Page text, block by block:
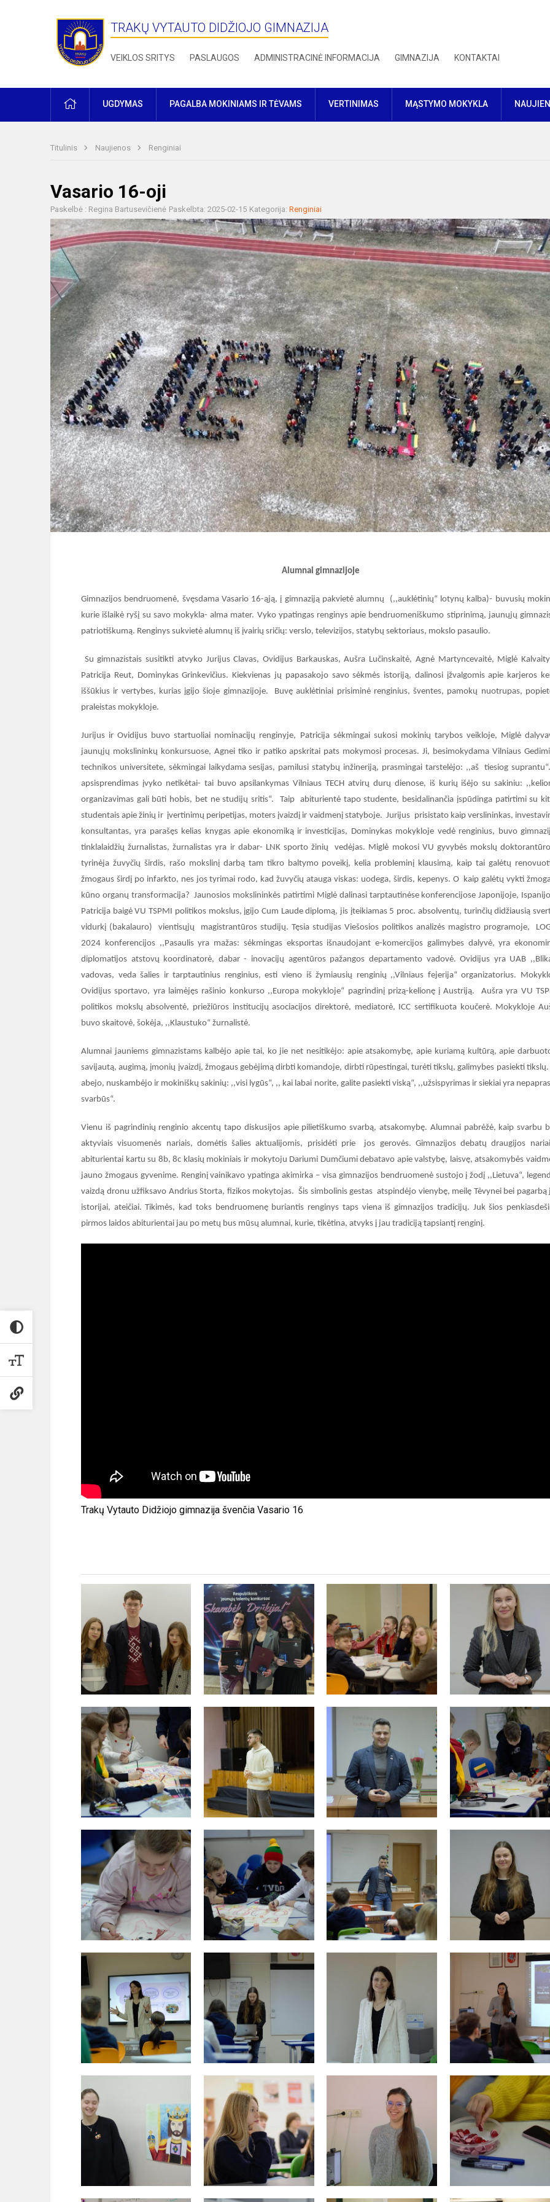
TRAKŲ VYTAUTO DIDŽIOJO GIMNAZIJA
VEIKLOS SRITYS PASLAUGOS ADMINISTRACINĖ INFORMACIJA GIMNAZIJA KONTAKTAI
PRADŽIAUGDYMAS PAGALBA MOKINIAMS IR TĖVAMS VERTINIMAS MĄSTYMO MOKYKLA
Titulinis Naujienos Renginiai
Vasario 16-oji
Paskelbė : Regina Bartusevičienė Paskelbta: 2025-02-15 Kategorija: Renginiai
Alumnai gimnazijoje
Gimnazijos bendruomenė, švęsdama Vasario 16-ąją, į gimnaziją pakvietė alumnų (,,auklėtinių“ lotynų kalba)- buvusių
kurie išlaikė ryšį su savo mokykla- alma mater. Vyko ypatingas renginys apie bendruomeniškumo stiprinimą, jaunųjų
patriotiškumą. Renginys sukvietė alumnų iš įvairių sričių: verslo, televizijos, statybų sektoriaus, mokslo pasaulio.
Su gimnazistais susitikti atvyko Jurijus Clavas, Ovidijus Barkauskas, Aušra Lučinskaitė, Agnė Martyncevaitė, Miglė
Patricija Reut, Dominykas Grinkevičius. Kiekvienas jų papasakojo savo sėkmės istoriją, dalinosi įžvalgomis apie karjeros
iššūkius ir vertybes, kurias įgijo šioje gimnazijoje. Buvę auklėtiniai prisiminė renginius, šventes, pamokų nuotrupas,
praleistas mokykloje.
Jurijus ir Ovidijus buvo startuoliai nominacijų renginyje, Patricija sėkmingai sukosi mokinių tarybos veikloje, Miglė
jaunųjų mokslininkų konkursuose, Agnei tiko ir patiko apskritai pats mokymosi procesas. Ji, besimokydama Vilniaus
technikos universitete, sėkmingai laikydama sesijas, pamilusi statybų inžineriją, prasmingai tarstelėjo: ,,aš tiesiog
apsisprendimas įvyko netikėtai- tai buvo apsilankymas Vilniaus TECH atvirų durų dienose, iš kurių išėjo su sakiniu:
organizavimas gali būti hobis, bet ne studijų sritis“. Taip abiturientė tapo studente, besidalinančia įspūdinga patirtimi su
studentais apie žinių ir įvertinimų peripetijas, moters įvaizdį ir vaidmenį statyboje. Jurijus prisistato kaip verslininkas,
konsultantas, yra parašęs kelias knygas apie ekonomiką ir investicijas, Dominykas mokykloje vedė renginius, buvo
tinklalaidžių žurnalistas, žurnalistas yra ir dabar- LNK sporto žinių vedėjas. Miglė mokosi VU gyvybės mokslų
tyrinėja žuvyčių širdis, rašo mokslinį darbą tam tikro baltymo poveikį, kelia probleminį klausimą, kaip tai galėtų
žmogaus širdį po infarkto, nes jos tyrimai rodo, kad žuvyčių atauga viskas: uodega, širdis, kepenys. O kaip galėtų vykti
kūno organų transformacija? Jaunosios mokslininkės patirtimi Miglė dalinasi tarptautinėse konferencijose Japonijoje,
Patricija baigė VU TSPMI politikos mokslus, įgijo Cum Laude diplomą, jis įteikiamas 5 proc. absolventų, turinčių didžiausią
vidurkį (bakalauro) vientisųjų magistrantūros studijų. Tęsia studijas Viešosios politikos analizės magistro programoje,
2024 konferencijos ,,Pasaulis yra mažas: sėkmingas eksportas išnaudojant e-komercijos galimybes dalyvė, yra
diplomatijos atstovų koordinatorė, dabar - inovacijų agentūros pažangos departamento vadovė. Ovidijus yra UAB
vadovas, veda šalies ir tarptautinius renginius, esti vieno iš žymiausių renginių ,,Vilniaus fejerija“ organizatorius.
Ovidijus sportavo, yra laimėjęs rašinio konkurso ,,Europa mokykloje“ pagrindinį prizą-kelionę į Austriją. Aušra yra VU
politikos mokslų absolventė, priežiūros institucijų asociacijos direktorė, mediatorė, ICC sertifikuota koučerė. Mokykloje
buvo skaitovė, šokėja, ,,Klaustuko“ žurnalistė.
Alumnai jauniems gimnazistams kalbėjo apie tai, ko jie net nesitikėjo: apie atsakomybę, apie kuriamą kultūrą, apie
savijautą, augimą, įmonių įvaizdį, žmogaus gebėjimą dirbti komandoje, dirbti rūpestingai, turėti tikslų, galimybes pasiekti tikslų.
abejo, nuskambėjo ir mokiniškų sakinių: ,,visi lygūs“, ,, kai labai norite, galite pasiekti viską“, ,,užsispyrimas ir siekiai yra
svarbūs“.
Vienu iš pagrindinių renginio akcentų tapo diskusijos apie pilietiškumo svarbą, atsakomybę. Alumnai pabrėžė, kaip svarbu
aktyviais visuomenės nariais, domėtis šalies aktualijomis, prisidėti prie jos gerovės. Gimnazijos debatų draugijos
abiturientai kartu su 8b, 8c klasių mokiniais ir mokytoju Dariumi Dumčiumi debatavo apie valstybę, laisvę, atsakomybės
jauno žmogaus gyvenime. Renginį vainikavo ypatinga akimirka – visa gimnazijos bendruomenė sustojo į žodį ,,Lietuva“,
vaizdą dronu užfiksavo Andrius Storta, fizikos mokytojas. Šis simbolinis gestas atspindėjo vienybę, meilę Tėvynei bei pagarbą
istorijai, ateičiai. Tikimės, kad toks bendruomenę buriantis renginys taps viena iš gimnazijos tradicijų. Juk šios
pirmos laidos abiturientai jau po metų bus mūsų alumnai, kurie, tikėtina, atvyks į jau tradiciją tapsiantį renginį.
Trakų Vytauto Didžiojo gimnazija švenčia Vasario 16